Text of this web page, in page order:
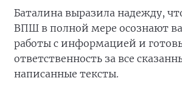
Баталина выразила надежду,
ВПШ в полной мере осознают
работы с информацией и
ответственность за все
написанные тексты.